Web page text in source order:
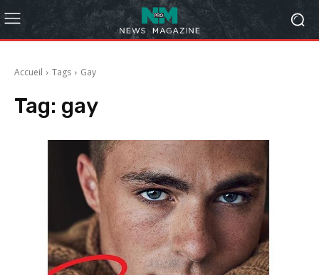
Accueil Tags Gay
Tag: gay